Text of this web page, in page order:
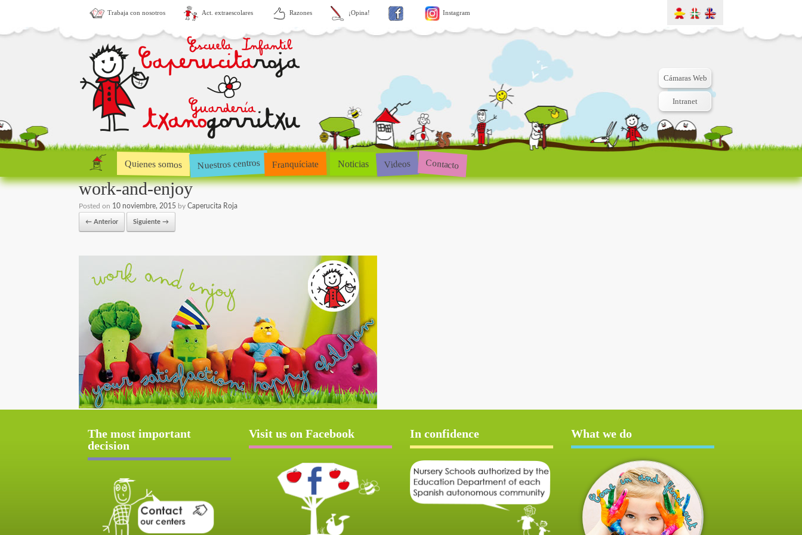
Trabaja con nosotros Act. extraescolares Razones ¡Opina! Instagram
Cámaras Web
Intranet
Quienes somos Nuestros centros Franquíciate Noticias Videos Contacto
work-and-enjoy
Posted on 10 noviembre, 2015 by Caperucita Roja
← Anterior Siguiente →
The most important
decision
Visit us on Facebook In confidence What we do